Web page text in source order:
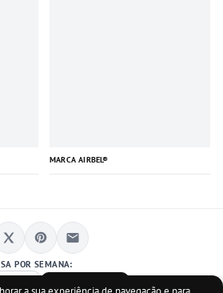
MARCA AIRBEL®
POR SEMANA:
SUBSCREVER